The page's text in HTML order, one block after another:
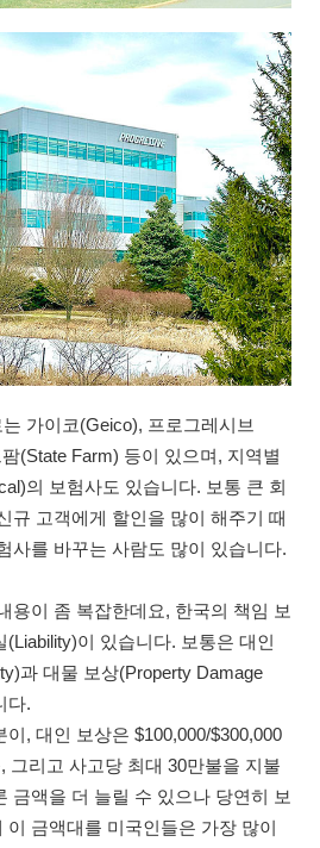
가이코(Geico), 프로그레시브
(State Farm) 등이 있으며, 지역별
의 보험사도 있습니다. 보통 큰 회
규 고객에게 할인을 많이 해주기 때
사를 바꾸는 사람도 많이 있습니다.
용이 좀 복잡한데요, 한국의 책임 보
이 있습니다. 보통은 대인
과 대물 보상(Property Damage
다.
, 대인 보상은 $100,000/$300,000
그리고 사고당 최대 30만불을 지불
금액을 더 늘릴 수 있으나 당연히 보
금액대를 미국인들은 가장 많이